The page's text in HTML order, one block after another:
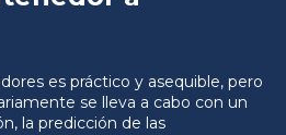
es práctico y asequible, pero
se lleva a cabo con un
la predicción de las